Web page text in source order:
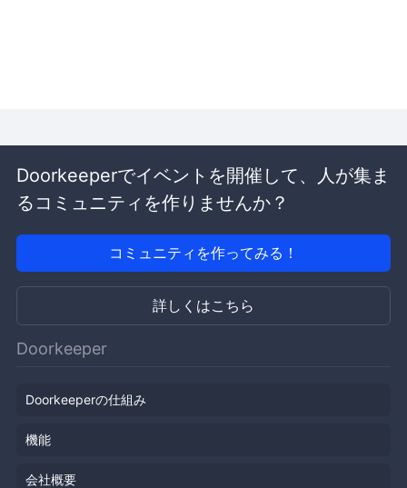
Doorkeeperでイベントを開催して、人が集ま
るコミュニティを作りませんか？
コミュニティを作ってみる！
詳しくはこちら
Doorkeeper
Doorkeeperの仕組み
機能
会社概要